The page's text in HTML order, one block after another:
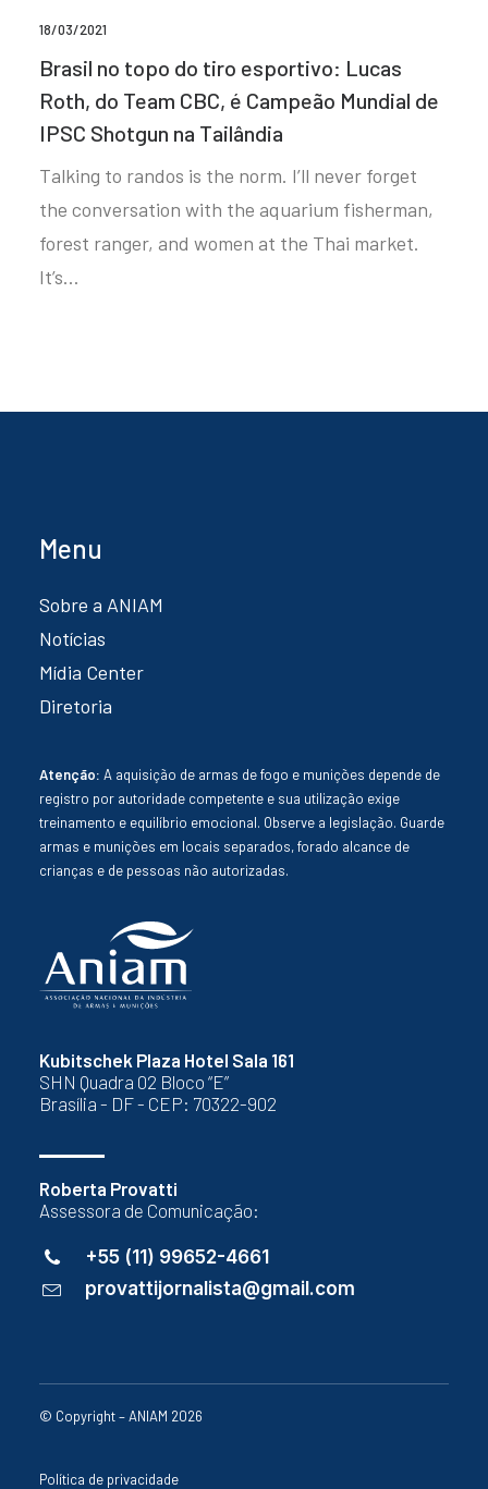
18/03/2021
Brasil no topo do tiro esportivo: Lucas
Roth, do Team CBC, é Campeão Mundial de
IPSC Shotgun na Tailândia
Talking to randos is the norm. I’ll never forget
the conversation with the aquarium fisherman,
forest ranger, and women at the Thai market.
It’s…
Kubitschek Plaza Hotel Sala 161
SHN Quadra 02 Bloco “E”
Brasília - DF - CEP: 70322-902
Roberta Provatti
Assessora de Comunicação:
+55 (11) 99652-4661
provattijornalista@gmail.com
Menu
Sobre a ANIAM
Notícias
Mídia Center
Diretoria
Atenção: A aquisição de armas de fogo e munições depende de
registro por autoridade competente e sua utilização exige
treinamento e equilíbrio emocional. Observe a legislação. Guarde
armas e munições em locais separados, forado alcance de
crianças e de pessoas não autorizadas.
© Copyright – ANIAM 2026
Política de privacidade